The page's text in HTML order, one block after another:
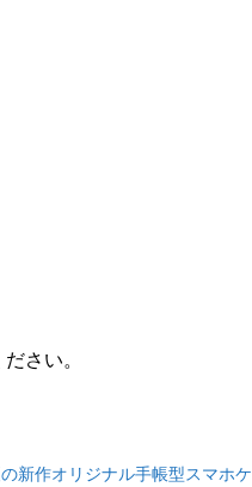
さい。
新作オリジナル手帳型スマホケ